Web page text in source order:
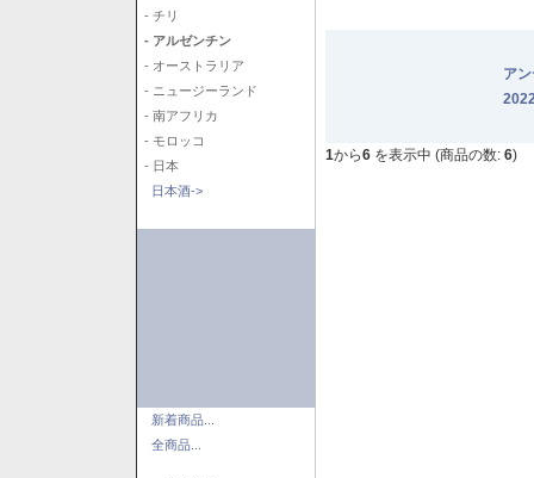
- チリ
- アルゼンチン
- オーストラリア
- ニュージーランド
- 南アフリカ
- モロッコ
- 日本
日本酒->
新着商品...
全商品...
ア
1から6 を表示中 (商品の数: 6)